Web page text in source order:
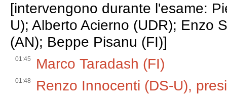
[intervengono durante l'esame:
U); Alberto Acierno (UDR); Enzo
(AN); Beppe Pisanu (FI)]
01:45 Marco Taradash (FI)
01:48 Renzo Innocenti (DS-U),